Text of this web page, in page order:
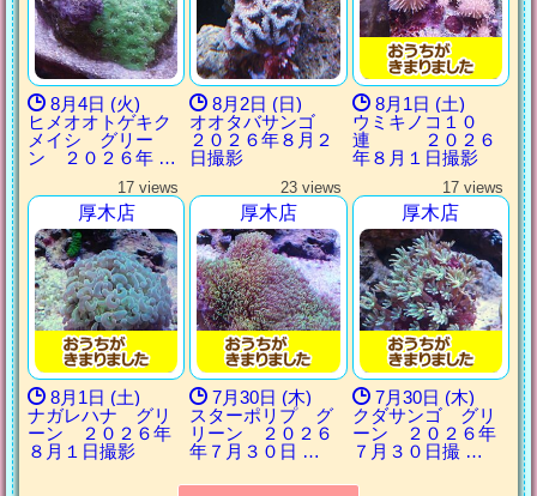
8月4日 (火)
ヒメオオトゲキク
メイシ グリー
ン ２０２６年 …
8月2日 (日)
オオタバサンゴ
２０２６年８月２
日撮影
8月1日 (土)
ウミキノコ１０
連 ２０２６
年８月１日撮影
17 views
厚木店
8月1日 (土)
ナガレハナ グリ
ーン ２０２６年
８月１日撮影
23 views
厚木店
7月30日 (木)
スターポリプ グ
リーン ２０２６
年７月３０日 …
17 views
厚木店
7月30日 (木)
クダサンゴ グリ
ーン ２０２６年
７月３０日撮 …